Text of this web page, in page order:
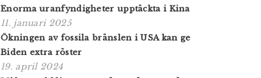
Enorma uranfyndigheter upptäckta i Kina
11. januari 2025
Ökningen av fossila bränslen i USA kan ge
Biden extra röster
19. april 2024